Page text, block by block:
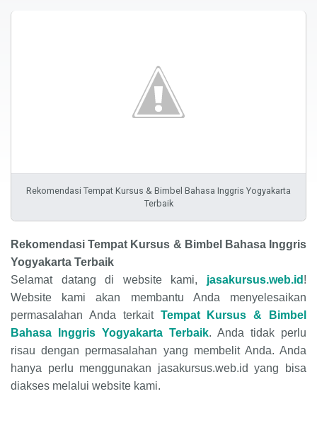
Rekomendasi Tempat Kursus & Bimbel Bahasa Inggris Yogyakarta
Terbaik
Rekomendasi Tempat Kursus & Bimbel Bahasa Inggris
Yogyakarta Terbaik
Selamat datang di website kami, jasakursus.web.id !
Website kami akan membantu Anda menyelesaikan
permasalahan Anda terkait Tempat Kursus & Bimbel
Bahasa Inggris Yogyakarta Terbaik. Anda tidak perlu
risau dengan permasalahan yang membelit Anda. Anda
hanya perlu menggunakan jasakursus.web.id yang bisa
diakses melalui website kami.